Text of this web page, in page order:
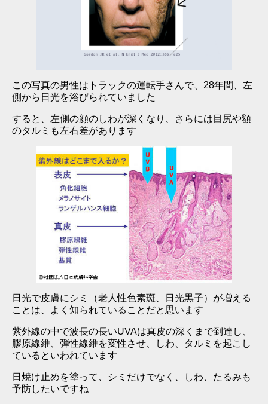
この写真の男性はトラックの運転手さんで、28年間、左
側から日光を浴びられていました
すると、左側の顔のしわが深くなり、さらには目尻や額
のタルミも左右差があります
日光で皮膚にシミ（老人性色素斑、日光黒子）が増える
ことは、よく知られていることだと思います
紫外線の中で波長の長いUVAは真皮の深くまで到達し、
膠原線維、弾性線維を変性させ、しわ、タルミを起こし
ているといわれています
日焼け止めを塗って、シミだけでなく、しわ、たるみも
予防したいですね